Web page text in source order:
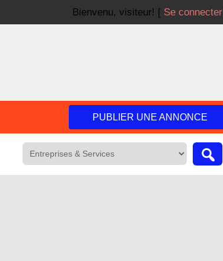
Bienvenu, visiteur! [ Se connecter
PUBLIER UNE ANNONCE